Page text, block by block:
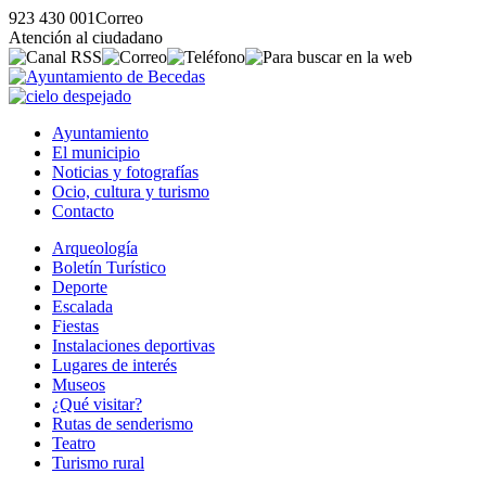
923 430 001Correo
Atención al ciudadano
Ayuntamiento
El municipio
Noticias y fotografías
Ocio, cultura y turismo
Contacto
Arqueología
Boletín Turístico
Deporte
Escalada
Fiestas
Instalaciones deportivas
Lugares de interés
Museos
¿Qué visitar?
Rutas de senderismo
Teatro
Turismo rural